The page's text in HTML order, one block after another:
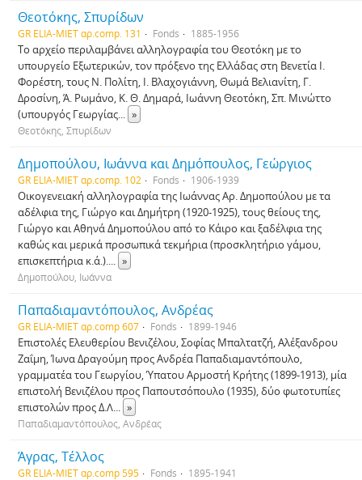
Θεοτόκης, Σπυρίδων
GR ELIA-MIET αρ.comp. 131 Fonds 1885-1956
Το αρχείο περιλαμβάνει αλληλογραφία του Θεοτόκη με το
υπουργείο Εξωτερικών, τον πρόξενο της Ελλάδας στη Βενετία Ι.
Φορέστη, τους Ν. Πολίτη, Ι. Βλαχογιάννη, Θωμά Βελιανίτη, Γ.
Δροσίνη, Ά. Ρωμάνο, Κ. Θ. Δημαρά, Ιωάννη Θεοτόκη, Σπ. Μινώττο
(υπουργός Γεωργίας... »
Θεοτόκης, Σπυρίδων
Δημοπούλου, Ιωάννα και Δημόπουλος, Γεώργιος
GR ELIA-MIET αρ.comp. 102 Fonds 1906-1939
Οικογενειακή αλληλογραφία της Ιωάννας Αρ. Δημοπούλου με τα
αδέλφια της, Γιώργο και Δημήτρη (1920-1925), τους θείους της,
Γιώργο και Αθηνά Δημοπούλου από το Κάιρο και ξαδέλφια της
καθώς και μερικά προσωπικά τεκμήρια (προσκλητήριο γάμου,
επισκεπτήρια κ.ά.).... »
Δημοπούλου, Ιωάννα
Παπαδιαμαντόπουλος, Ανδρέας
GR ELIA-MIET αρ.comp 607 Fonds 1899-1946
Επιστολές Ελευθερίου Βενιζέλου, Σοφίας Μπαλτατζή, Αλέξανδρου
Ζαΐμη, Ίωνα Δραγούμη προς Ανδρέα Παπαδιαμαντόπουλο,
γραμματέα του Γεωργίου, Ύπατου Αρμοστή Κρήτης (1899-1913), μία
επιστολή Βενιζέλου προς Παπουτσόπουλο (1935), δύο φωτοτυπίες
επιστολών προς Δ.Λ... »
Παπαδιαμαντόπουλος, Ανδρέας
Άγρας, Τέλλος
GR ELIA-MIET αρ.comp 595 Fonds 1895-1941